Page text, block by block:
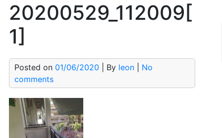
20200529_112009[
1]
Posted on 01/06/2020 | By leon| No
comments